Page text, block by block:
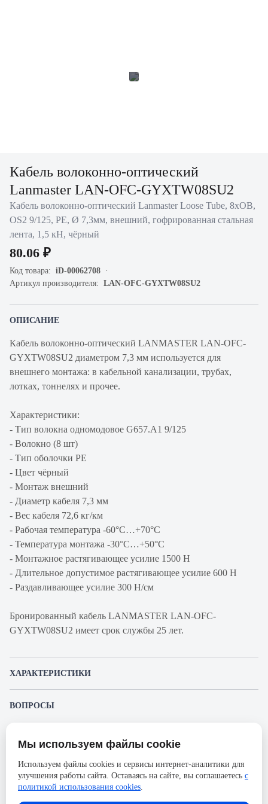
Кабель волоконно-оптический
Lanmaster LAN-OFC-GYXTW08SU2
Кабель волоконно-оптический Lanmaster Loose Tube, 8хОВ,
OS2 9/125, PE, Ø 7,3мм, внешний, гофрированная стальная
лента, 1,5 кН, чёрный
80.06 ₽
Код товара: iD-00062708
Артикул производителя: LAN-OFC-GYXTW08SU2
ОПИСАНИЕ
Кабель волоконно-оптический LANMASTER LAN-OFC-
GYXTW08SU2 диаметром 7,3 мм используется для
внешнего монтажа: в кабельной канализации, трубах,
лотках, тоннелях и прочее.
Характеристики:
- Тип волокна одномодовое G657.A1 9/125
- Волокно (8 шт)
- Тип оболочки PE
- Цвет чёрный
- Монтаж внешний
- Диаметр кабеля 7,3 мм
- Вес кабеля 72,6 кг/км
- Рабочая температура -60°С…+70°С
- Температура монтажа -30°С…+50°С
- Монтажное растягивающее усилие 1500 Н
- Длительное допустимое растягивающее усилие 600 Н
- Раздавливающее усилие 300 Н/см
Бронированный кабель LANMASTER LAN-OFC-
GYXTW08SU2 имеет срок службы 25 лет.
ХАРАКТЕРИСТИКИ
оптический
Производитель
Lanmaster
ВОПРОСЫ
Пожалуйста, авторизуйтесь, чтобы иметь
возможность оставлять вопросы.
Представленные изображения и характеристики могут отличаться от реального
без предварительного уведомления. Компания АйДистрибьют не несёт
ответственности в случае не соответствия текущей модели товаров фотографиям,
размещённым в карточке товара.
Мы используем файлы cookie
Используем файлы cookies и сервисы интернет-аналитики для
улучшения работы сайта. Оставаясь на сайте, вы соглашаетесь с
политикой использования cookies.